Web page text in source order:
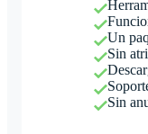
Un
Sin
Sin